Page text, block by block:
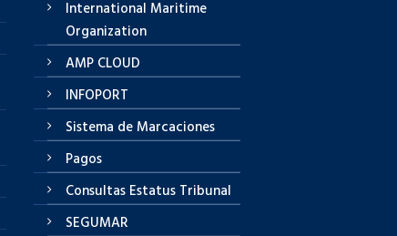
International Maritime
Organization
AMP CLOUD
INFOPORT
Sistema de Marcaciones
Pagos
Consultas Estatus Tribunal
SEGUMAR